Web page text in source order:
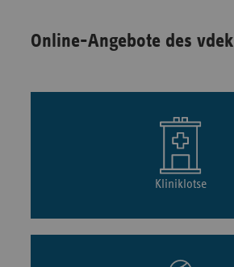
Online-Angebote des vdek
Kliniklotse